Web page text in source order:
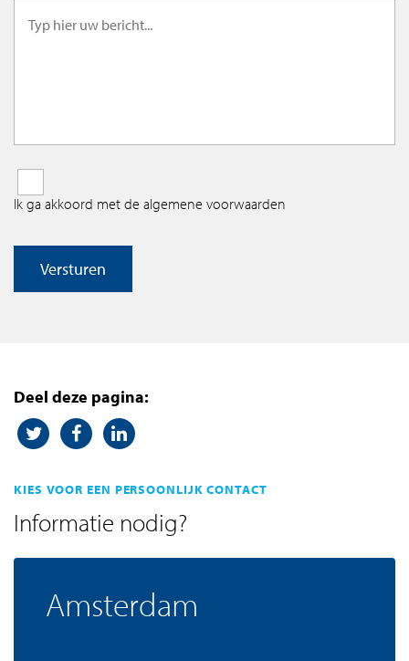
Ik ga akkoord met de algemene voorwaarden
Versturen
Deel deze pagina:
KIES VOOR EEN PERSOONLIJK CONTACT
Informatie nodig?
Amsterdam